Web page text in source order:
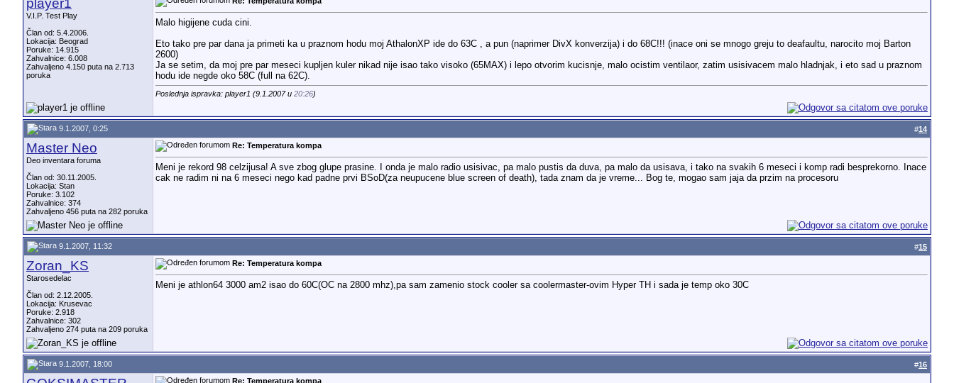
player1
V.I.P. Test Play
Član od: 5.4.2006.
Lokacija: Beograd
Poruke: 14.915
Zahvalnice: 6.008
Zahvaljeno 4.150 puta na 2.713
poruka
Re: Temperatura kompa
Malo higijene cuda cini.
Eto tako pre par dana ja primeti ka u praznom hodu moj AthalonXP ide do 63C , a pun (naprimer DivX konverzija) i do 68C!!! (inace oni se mnogo greju to deafaultu, narocito moj Barton
2600)
Ja se setim, da moj pre par meseci kupljen kuler nikad nije isao tako visoko (65MAX) i lepo otvorim kucisnje, malo ocistim ventilaor, zatim usisivacem malo hladnjak, i eto sad u praznom
hodu ide negde oko 58C (full na 62C).
Poslednja ispravka: player1 (9.1.2007 u 20:26)
9.1.2007, 0:25 #14
Master Neo
Deo inventara foruma
Član od: 30.11.2005.
Lokacija: Stan
Poruke: 3.102
Zahvalnice: 374
Zahvaljeno 456 puta na 282 poruka
Re: Temperatura kompa
Meni je rekord 98 celzijusa! A sve zbog glupe prasine. I onda je malo radio usisivac, pa malo pustis da duva, pa malo da usisava, i tako na svakih 6 meseci i komp radi besprekorno. Inace
cak ne radim ni na 6 meseci nego kad padne prvi BSoD(za neupucene blue screen of death), tada znam da je vreme... Bog te, mogao sam jaja da przim na procesoru
9.1.2007, 11:32 #15
Zoran_KS
Starosedelac
Član od: 2.12.2005.
Lokacija: Krusevac
Poruke: 2.918
Zahvalnice: 302
Zahvaljeno 274 puta na 209 poruka
Re: Temperatura kompa
Meni je athlon64 3000 am2 isao do 60C(OC na 2800 mhz),pa sam zamenio stock cooler sa coolermaster-ovim Hyper TH i sada je temp oko 30C
9.1.2007, 18:00 #16